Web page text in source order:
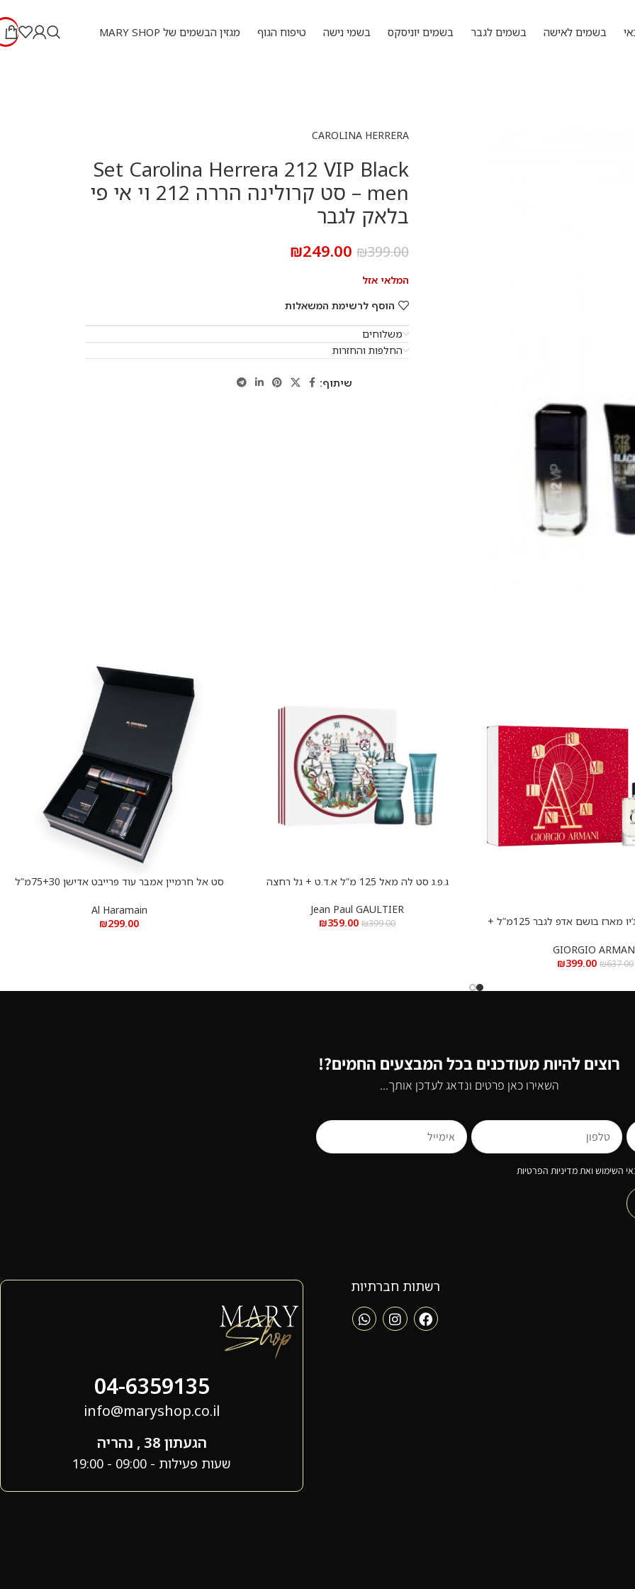
בשמים לאישה בשמים לגבר בשמים יוניסקס בשמי נישה טיפוח הגוף מגזין הבשמים של MARY SHOP
CAROLINA HERRERA
Set Carolina Herrera 212 VIP Black
men – סט קרולינה הררה 212 וי אי פי
בלאק לגבר
₪399.00
₪249.00
המלאי אזל
הוסף לרשימת המשאלות
משלוחים
החלפות והחזרות
שיתוף:
ארמני אקווה די ג’יו מארז בושם אדפ לגבר 125מ”ל +
DI GIO SET EDP
GIORGIO
₪637.00
₪399.00
הוספה לסל
ג.פ.ג סט לה מאל 125 מ”ל א.ד.ט + גל רחצה
Jean Paul GAULTIER
₪399.00
₪359.00
הוספה לסל
סט אל חרמיין אמבר עוד פרייבט אדישן 75+30מ”ל
Al Haramain
₪299.00
רוצים להיות מעודכנים בכל המבצעים החמים?!
השאירו כאן פרטים ונדאג לעדכן אותך...
השימוש ואת מדיניות הפרטיות
רשתות חברתיות
04-6359135
info@maryshop.co.il
הגעתון 38 , נהריה
שעות פעילות - 09:00 - 19:00